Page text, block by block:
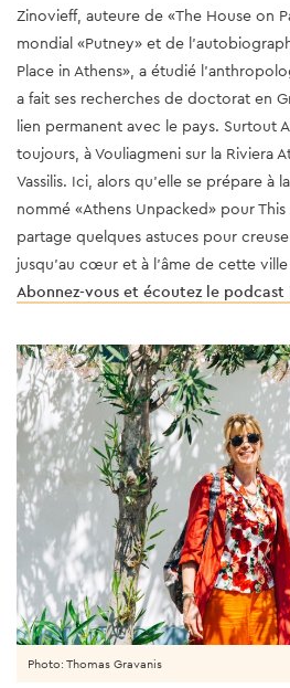
Zinovieff, auteure de «The House on
mondial «Putney» et de
Place in Athens», a étudié
a fait ses recherches de doctorat en
lien permanent avec le pays. Surtout
toujours, à Vouliagmeni sur la Riviera
Vassilis. Ici, alors qu'elle se prépare à
nommé «Athens Unpacked» pour
partage quelques astuces pour
jusqu’au cœur et à l'âme de cette
Abonnez-vous et écoutez le podcast
Photo: Thomas Gravanis